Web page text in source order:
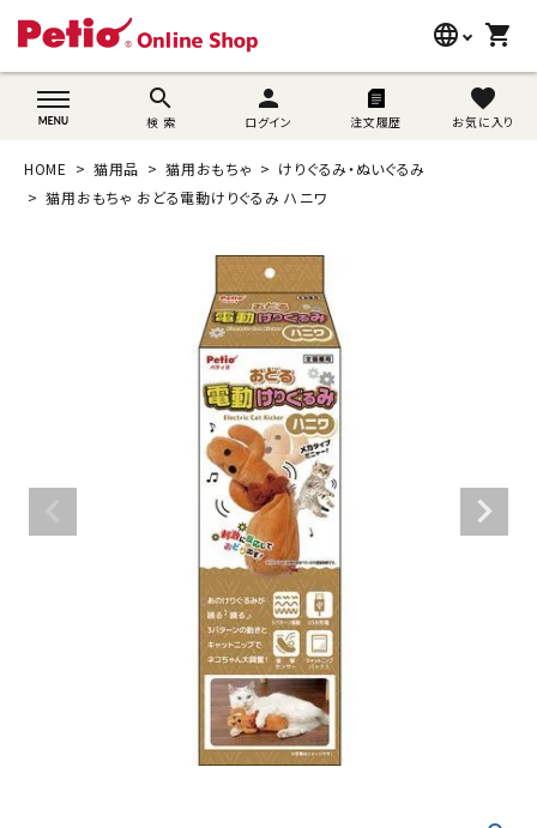
language
wovn-lang-name
shopping_cart
search
検 索
person
ログイン 注文履歴
favorite
お気に入り
search
猫用品
ブランド別に探す
person 新規会員登録
HOME 猫用品 猫用おもちゃ
けりぐるみ・ぬいぐるみ
猫用おもちゃ おどる電動けりぐるみ ハニワ